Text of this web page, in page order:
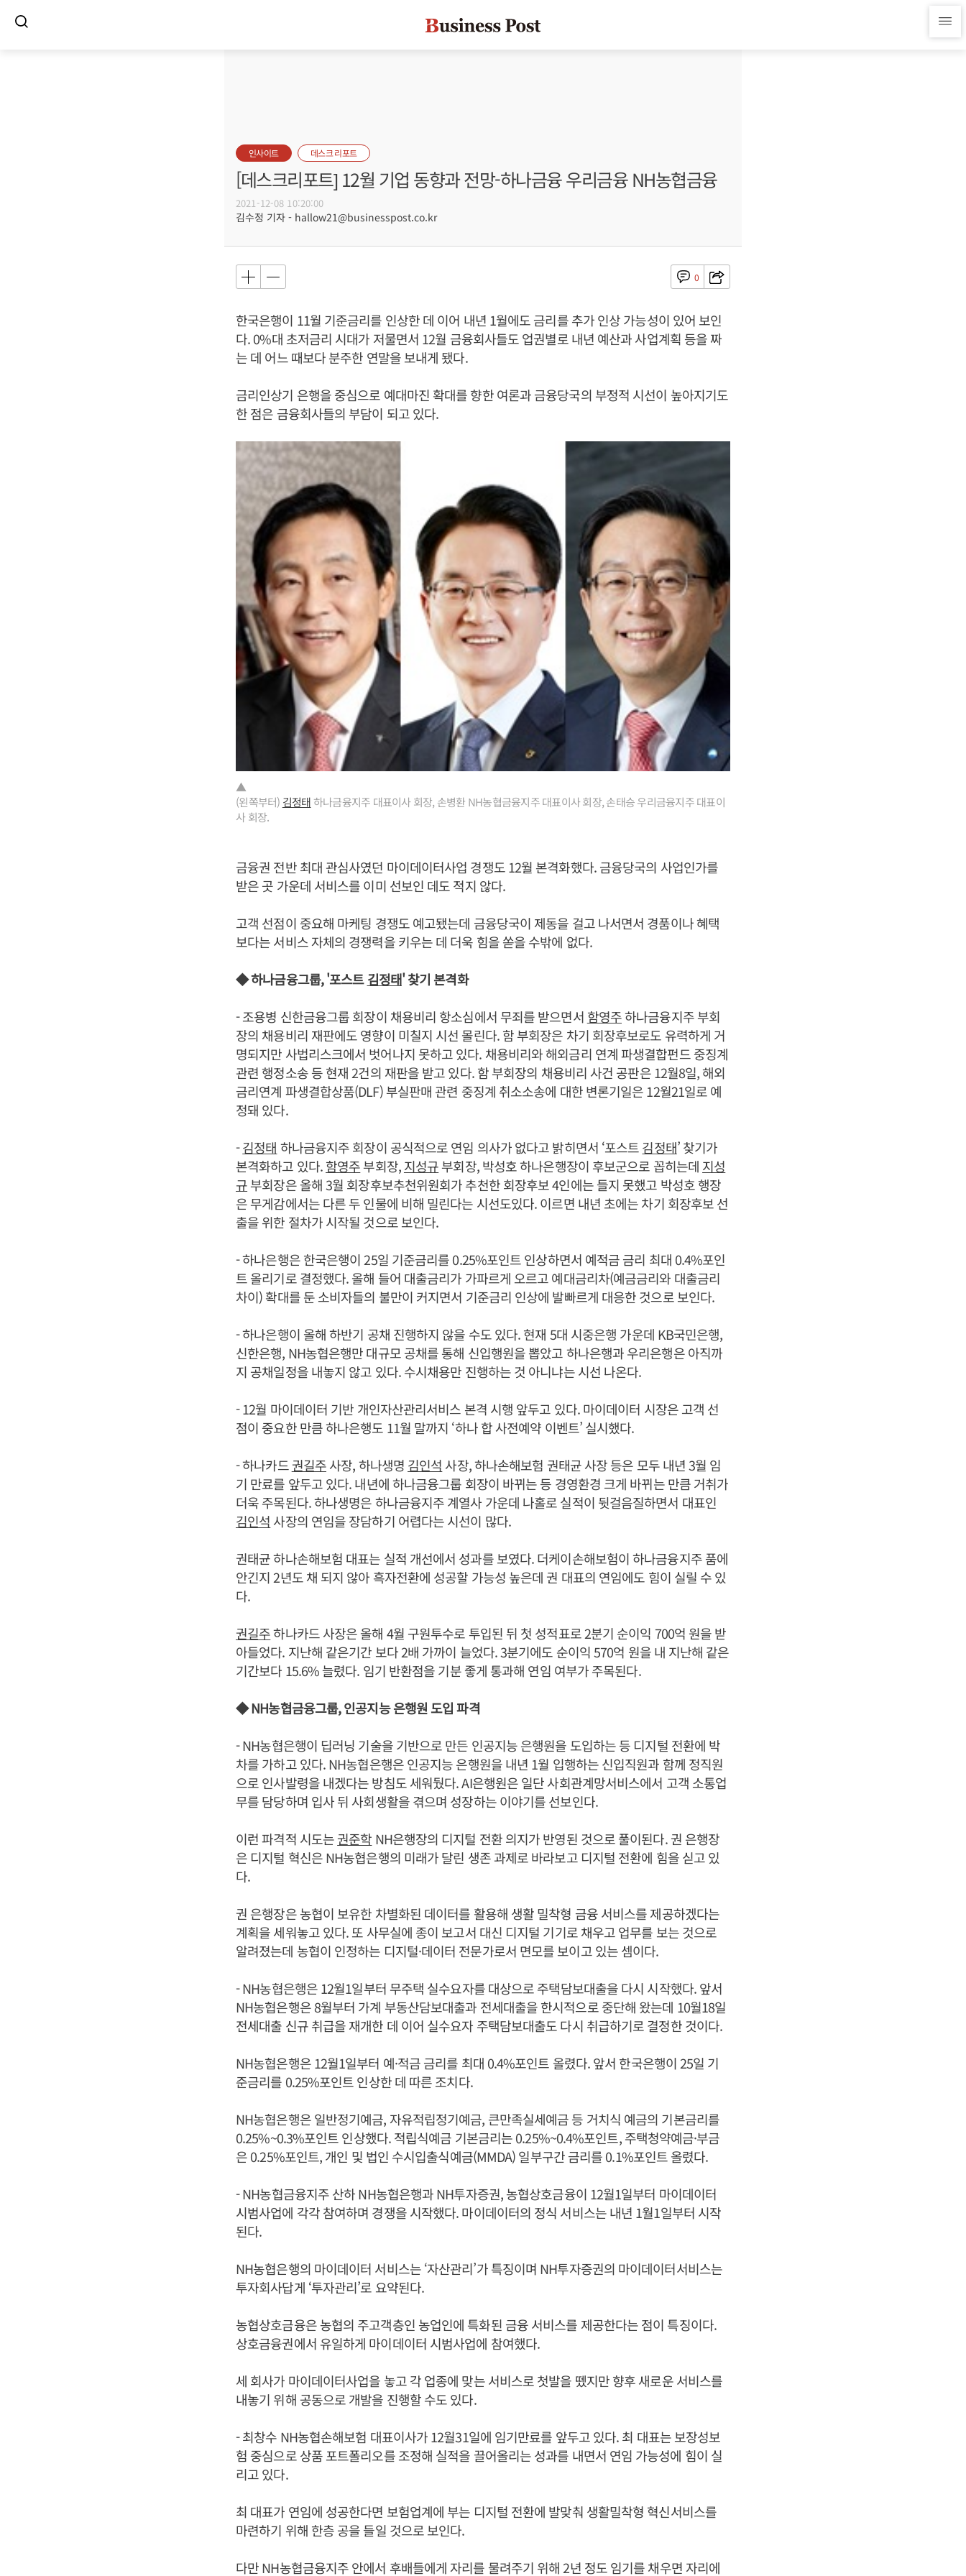
인사이트 데스크 리포트
[데스크리포트] 12월 기업 동향과 전망-하나금융 우리금융 NH농협금융
2021-12-08 10:20:00
김수정 기자 - hallow21@businesspost.co.kr
0
한국은행이 11월 기준금리를 인상한 데 이어 내년 1월에도 금리를 추가 인상 가능성이 있어 보인
다. 0%대 초저금리 시대가 저물면서 12월 금융회사들도 업권별로 내년 예산과 사업계획 등을 짜
는 데 어느 때보다 분주한 연말을 보내게 됐다.
금리인상기 은행을 중심으로 예대마진 확대를 향한 여론과 금융당국의 부정적 시선이 높아지기도
한 점은 금융회사들의 부담이 되고 있다.
▲
(왼쪽부터) 김정태하나금융지주 대표이사 회장, 손병환 NH농협금융지주 대표이사 회장, 손태승 우리금융지주 대표이
사 회장.
금융권 전반 최대 관심사였던 마이데이터사업 경쟁도 12월 본격화했다. 금융당국의 사업인가를
받은 곳 가운데 서비스를 이미 선보인 데도 적지 않다.
고객 선점이 중요해 마케팅 경쟁도 예고됐는데 금융당국이 제동을 걸고 나서면서 경품이나 혜택
보다는 서비스 자체의 경쟁력을 키우는 데 더욱 힘을 쏟을 수밖에 없다.
◆ 하나금융그룹, '포스트김정태' 찾기 본격화
- 조용병 신한금융그룹 회장이 채용비리 항소심에서 무죄를 받으면서 함영주하나금융지주 부회
장의 채용비리 재판에도 영향이 미칠지 시선 몰린다. 함 부회장은 차기 회장후보로도 유력하게 거
명되지만 사법리스크에서 벗어나지 못하고 있다. 채용비리와 해외금리 연계 파생결합펀드 중징계
관련 행정소송 등 현재 2건의 재판을 받고 있다. 함 부회장의 채용비리 사건 공판은 12월8일, 해외
금리연계 파생결합상품(DLF) 부실판매 관련 중징계 취소소송에 대한 변론기일은 12월21일로 예
정돼 있다.
-김정태 하나금융지주 회장이 공식적으로 연임 의사가 없다고 밝히면서 ‘포스트김정태’ 찾기가
본격화하고 있다.함영주부회장,지성규부회장, 박성호 하나은행장이 후보군으로 꼽히는데 지성
규부회장은 올해 3월 회장후보추천위원회가 추천한 회장후보 4인에는 들지 못했고 박성호 행장
은 무게감에서는 다른 두 인물에 비해 밀린다는 시선도있다. 이르면 내년 초에는 차기 회장후보 선
출을 위한 절차가 시작될 것으로 보인다.
- 하나은행은 한국은행이 25일 기준금리를 0.25%포인트 인상하면서 예적금 금리 최대 0.4%포인
트 올리기로 결정했다. 올해 들어 대출금리가 가파르게 오르고 예대금리차(예금금리와 대출금리
차이) 확대를 둔 소비자들의 불만이 커지면서 기준금리 인상에 발빠르게 대응한 것으로 보인다.
- 하나은행이 올해 하반기 공채 진행하지 않을 수도 있다. 현재 5대 시중은행 가운데 KB국민은행,
신한은행, NH농협은행만 대규모 공채를 통해 신입행원을 뽑았고 하나은행과 우리은행은 아직까
지 공채일정을 내놓지 않고 있다. 수시채용만 진행하는 것 아니냐는 시선 나온다.
- 12월 마이데이터 기반 개인자산관리서비스 본격 시행 앞두고 있다. 마이데이터 시장은 고객 선
점이 중요한 만큼 하나은행도 11월 말까지 ‘하나 합 사전예약 이벤트’ 실시했다.
- 하나카드권길주사장, 하나생명 김인석 사장, 하나손해보험 권태균 사장 등은 모두 내년 3월 임
기 만료를 앞두고 있다. 내년에 하나금융그룹 회장이 바뀌는 등 경영환경 크게 바뀌는 만큼 거취가
더욱 주목된다. 하나생명은 하나금융지주 계열사 가운데 나홀로 실적이 뒷걸음질하면서 대표인
김인석 사장의 연임을 장담하기 어렵다는 시선이 많다.
권태균 하나손해보험 대표는 실적 개선에서 성과를 보였다. 더케이손해보험이 하나금융지주 품에
안긴지 2년도 채 되지 않아 흑자전환에 성공할 가능성 높은데 권 대표의 연임에도 힘이 실릴 수 있
다.
권길주하나카드 사장은 올해 4월 구원투수로 투입된 뒤 첫 성적표로 2분기 순이익 700억 원을 받
아들었다. 지난해 같은기간 보다 2배 가까이 늘었다. 3분기에도 순이익 570억 원을 내 지난해 같은
기간보다 15.6% 늘렸다. 임기 반환점을 기분 좋게 통과해 연임 여부가 주목된다.
◆ NH농협금융그룹, 인공지능 은행원 도입 파격
- NH농협은행이 딥러닝 기술을 기반으로 만든 인공지능 은행원을 도입하는 등 디지털 전환에 박
차를 가하고 있다. NH농협은행은 인공지능 은행원을 내년 1월 입행하는 신입직원과 함께 정직원
으로 인사발령을 내겠다는 방침도 세워뒀다. AI은행원은 일단 사회관계망서비스에서 고객 소통업
무를 담당하며 입사 뒤 사회생활을 겪으며 성장하는 이야기를 선보인다.
이런 파격적 시도는권준학 NH은행장의 디지털 전환 의지가 반영된 것으로 풀이된다. 권 은행장
은 디지털 혁신은 NH농협은행의 미래가 달린 생존 과제로 바라보고 디지털 전환에 힘을 싣고 있
다.
권 은행장은 농협이 보유한 차별화된 데이터를 활용해 생활 밀착형 금융 서비스를 제공하겠다는
계획을 세워놓고 있다. 또 사무실에 종이 보고서 대신 디지털 기기로 채우고 업무를 보는 것으로
알려졌는데 농협이 인정하는 디지털·데이터 전문가로서 면모를 보이고 있는 셈이다.
- NH농협은행은 12월1일부터 무주택 실수요자를 대상으로 주택담보대출을 다시 시작했다. 앞서
NH농협은행은 8월부터 가계 부동산담보대출과 전세대출을 한시적으로 중단해 왔는데 10월18일
전세대출 신규 취급을 재개한 데 이어 실수요자 주택담보대출도 다시 취급하기로 결정한 것이다.
NH농협은행은 12월1일부터 예·적금 금리를 최대 0.4%포인트 올렸다. 앞서 한국은행이 25일 기
준금리를 0.25%포인트 인상한 데 따른 조치다.
NH농협은행은 일반정기예금, 자유적립정기예금, 큰만족실세예금 등 거치식 예금의 기본금리를
0.25%~0.3%포인트 인상했다. 적립식예금 기본금리는 0.25%~0.4%포인트, 주택청약예금·부금
은 0.25%포인트, 개인 및 법인 수시입출식예금(MMDA) 일부구간 금리를 0.1%포인트 올렸다.
- NH농협금융지주 산하 NH농협은행과 NH투자증권, 농협상호금융이 12월1일부터 마이데이터
시범사업에 각각 참여하며 경쟁을 시작했다. 마이데이터의 정식 서비스는 내년 1월1일부터 시작
된다.
NH농협은행의 마이데이터 서비스는 ‘자산관리’가 특징이며 NH투자증권의 마이데이터서비스는
투자회사답게 ‘투자관리’로 요약된다.
농협상호금융은 농협의 주고객층인 농업인에 특화된 금융 서비스를 제공한다는 점이 특징이다.
상호금융권에서 유일하게 마이데이터 시범사업에 참여했다.
세 회사가 마이데이터사업을 놓고 각 업종에 맞는 서비스로 첫발을 뗐지만 향후 새로운 서비스를
내놓기 위해 공동으로 개발을 진행할 수도 있다.
- 최창수 NH농협손해보험 대표이사가 12월31일에 임기만료를 앞두고 있다. 최 대표는 보장성보
험 중심으로 상품 포트폴리오를 조정해 실적을 끌어올리는 성과를 내면서 연임 가능성에 힘이 실
리고 있다.
최 대표가 연임에 성공한다면 보험업계에 부는 디지털 전환에 발맞춰 생활밀착형 혁신서비스를
마련하기 위해 한층 공을 들일 것으로 보인다.
다만 NH농협금융지주 안에서 후배들에게 자리를 물려주기 위해 2년 정도 임기를 채우면 자리에